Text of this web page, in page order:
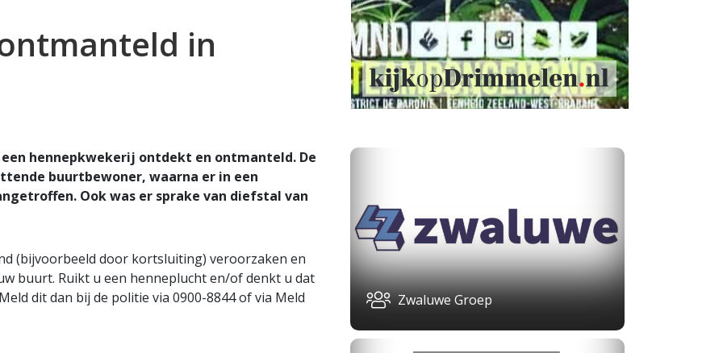
in
hennepkwekerij ontdekt en ontmanteld. De
buurtbewoner, waarna er in een
Ook was er sprake van diefstal van
(bijvoorbeeld door kortsluiting) veroorzaken en
buurt. Ruikt u een henneplucht en/of denkt u dat
dit dan bij de politie via 0900-8844 of via Meld
Zwaluwe Groep